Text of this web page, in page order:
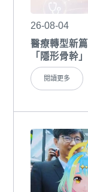
26-08-04
醫療轉型新
「隱形骨幹」
閱讀更多